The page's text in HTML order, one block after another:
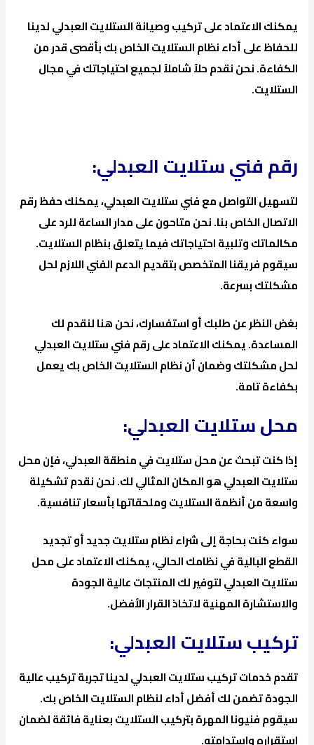
يمكنك الاعتماد على تركيب وصيانة الستلايت العبدلي لدينا
للحفاظ على أداء نظام الستلايت الخاص بك بأقصى قدر من
الكفاءة. نحن نقدم حلاً شاملاً لجميع احتياجاتك في مجال
الستلايت.
رقم فني ستلايت العبدلي:
لتسهيل التواصل مع فني ستلايت العبدلي، يمكنك حفظ رقم
الاتصال الخاص بنا. نحن متاحون على مدار الساعة للرد على
مكالماتك وتلبية احتياجاتك فيما يتعلق بنظام الستلايت.
سيقوم فريقنا المتخصص بتقديم الدعم الفني اللازم لحل
مشكلتك بسرعة.
بغض النظر عن طلبك أو استفسارك، نحن هنا لنقدم لك
المساعدة. يمكنك الاعتماد على رقم فني ستلايت العبدلي
لحل مشكلتك وضمان أن نظام الستلايت الخاص بك يعمل
بكفاءة تامة.
محل ستلايت العبدلي:
إذا كنت تبحث عن محل ستلايت في منطقة العبدلي، فإن محل
ستلايت العبدلي هو المكان المثالي لك. نحن نقدم تشكيلة
واسعة من أنظمة الستلايت وملحقاتها بأسعار تنافسية.
سواء كنت بحاجة إلى شراء نظام ستلايت جديد أو تجديد
القطع البالية في نظامك الحالي، يمكنك الاعتماد على محل
ستلايت العبدلي لتوفير لك المنتجات عالية الجودة
والاستشارة المهنية لاتخاذ القرار الأفضل.
تركيب ستلايت العبدلي:
تقدم خدمات تركيب ستلايت العبدلي لدينا تجربة تركيب عالية
الجودة تضمن لك أفضل أداء لنظام الستلايت الخاص بك.
سيقوم فنيونا المهرة بتركيب الستلايت بعناية فائقة لضمان
استقراره واستدامته.